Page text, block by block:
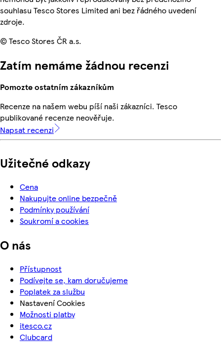
souhlasu Tesco Stores Limited ani bez řádného uvedení
zdroje.
© Tesco Stores ČR a.s.
Zatím nemáme žádnou recenzi
Pomozte ostatním zákazníkům
Recenze na našem webu píší naši zákazníci. Tesco
publikované recenze neověřuje.
Napsat recenzi
Užitečné odkazy
Cena
Nakupujte online bezpečně
Podmínky používání
Soukromí a cookies
O nás
Přístupnost
Podívejte se, kam doručujeme
Poplatek za službu
Nastavení Cookies
Možnosti platby
itesco.cz
Clubcard